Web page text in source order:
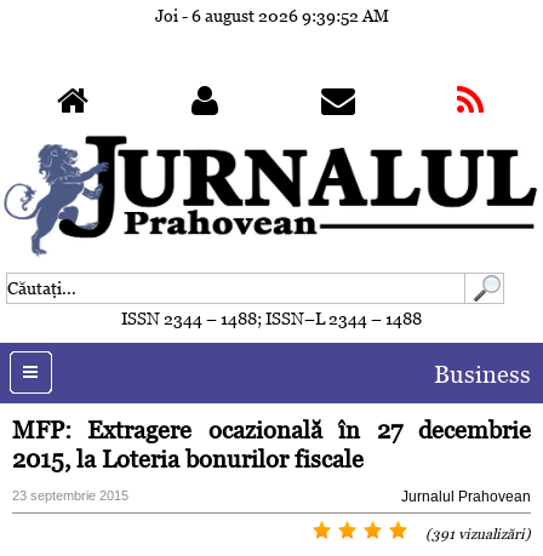
Joi - 6 august 20269:39:55 AM
ISSN 2344 – 1488; ISSN–L 2344 – 1488
Business
MFP: Extragere ocazională în 27 decembrie
2015, la Loteria bonurilor fiscale
23 septembrie 2015 Jurnalul Prahovean
(391 vizualizări)